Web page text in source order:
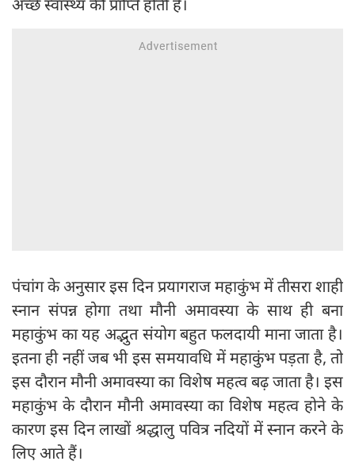
अच्छे स्वास्थ्य की प्राप्ति होती है।
पंचांग के अनुसार इस दिन प्रयागराज महाकुंभ में तीसरा शाही
स्नान संपन्न होगा तथा मौनी अमावस्या के साथ ही बना
महाकुंभ का यह अद्भुत संयोग बहुत फलदायी माना जाता है।
इतना ही नहीं जब भी इस समयावधि में महाकुंभ पड़ता है, तो
इस दौरान मौनी अमावस्या का विशेष महत्व बढ़ जाता है। इस
महाकुंभ के दौरान मौनी अमावस्या का विशेष महत्व होने के
कारण इस दिन लाखों श्रद्धालु पवित्र नदियों में स्नान करने के
लिए आते हैं।